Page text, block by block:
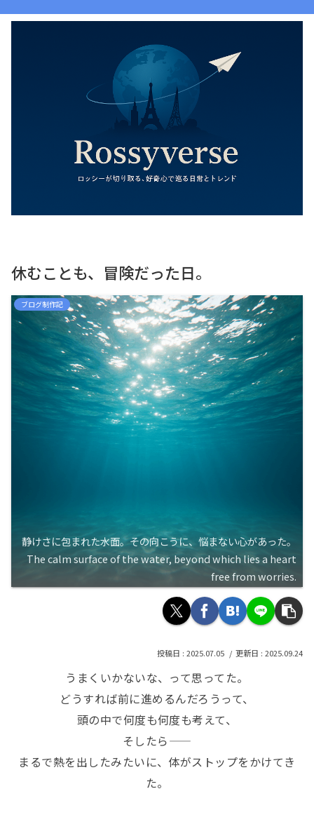
休むことも、冒険だった日。
ブログ制作記
静けさに包まれた水面。その向こうに、悩まない心があった。
The calm surface of the water, beyond which lies a heart
free from worries.
2025.07.05 2025.09.24
うまくいかないな、って思ってた。
どうすれば前に進めるんだろうって、
頭の中で何度も何度も考えて、
そしたら——
まるで熱を出したみたいに、体がストップをかけてき
た。